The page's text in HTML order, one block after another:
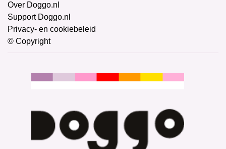
Over Doggo.nl
Support Doggo.nl
Privacy- en cookiebeleid
© Copyright